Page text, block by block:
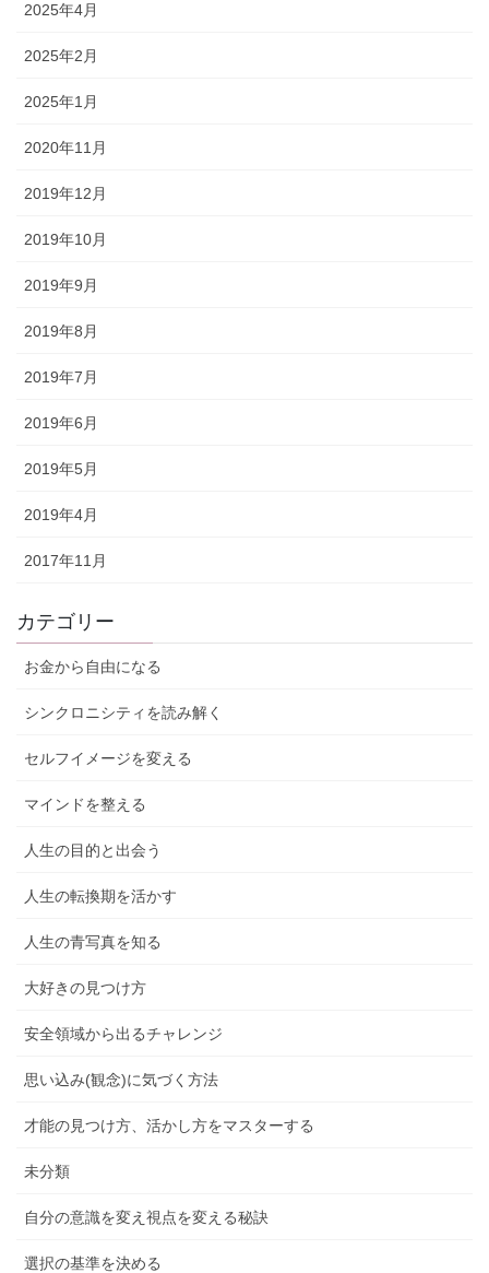
2025年4月
2025年2月
2025年1月
2020年11月
2019年12月
2019年10月
2019年9月
2019年8月
2019年7月
2019年6月
2019年5月
2019年4月
2017年11月
カテゴリー
お金から自由になる
シンクロニシティを読み解く
セルフイメージを変える
マインドを整える
人生の目的と出会う
人生の転換期を活かす
人生の青写真を知る
大好きの見つけ方
安全領域から出るチャレンジ
思い込み(観念)に気づく方法
才能の見つけ方、活かし方をマスターする
未分類
自分の意識を変え視点を変える秘訣
選択の基準を決める